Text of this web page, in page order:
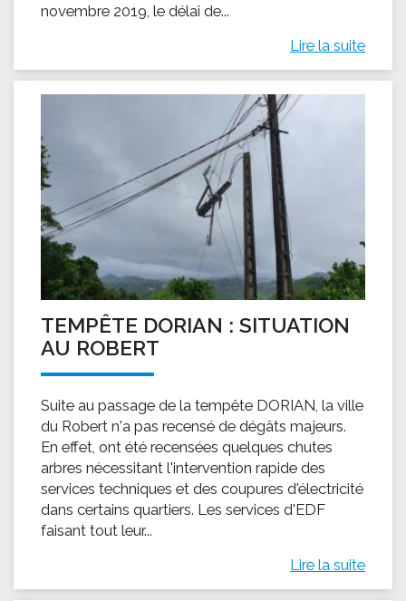
novembre 2019, le délai de...
Lire la suite
TEMPÊTE DORIAN : SITUATION
AU ROBERT
Suite au passage de la tempête DORIAN, la ville
du Robert n'a pas recensé de dégâts majeurs.
En effet, ont été recensées quelques chutes
arbres nécessitant l'intervention rapide des
services techniques et des coupures d'électricité
dans certains quartiers. Les services d'EDF
faisant tout leur...
Lire la suite